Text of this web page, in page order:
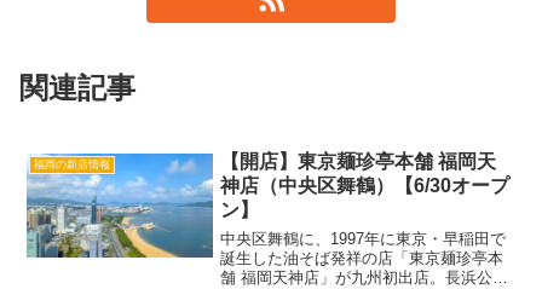
関連記事
福岡の新店情報
【開店】東京麺珍亭本舗 福岡天
神店（中央区舞鶴）【6/30オープ
ン】
中央区舞鶴に、1997年に東京・早稲田で
誕生した油そば発祥の店「東京麺珍亭本
舗 福岡天神店」が九州初出店。長浜公園